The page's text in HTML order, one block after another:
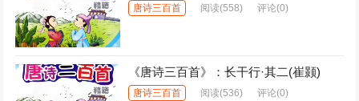
唐诗三百首 阅读(558) 评论(0)
《唐诗三百首》：长干行·其二(崔颢)
唐诗三百首 阅读(536) 评论(0)